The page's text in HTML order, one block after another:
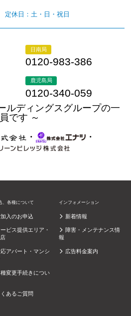
定休日：土・日・祝日
日南局
0120-983-386
鹿児島局
0120-340-059
ルディングスグループの一
員です ～
・
・
、各種について
加入のお申込
ビス提供エリア・
アパート・マンシ
変更手続きについ
くあるご質問
インフォメーション
新着情報
障害・メンテナンス情
報
広告料金案内